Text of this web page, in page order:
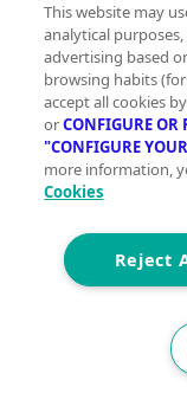
This website may
analytical
advertising based
browsing habits
accept all cookies
orCONFIGURE OR
"CONFIGURE
more information,
Cookies
Reject